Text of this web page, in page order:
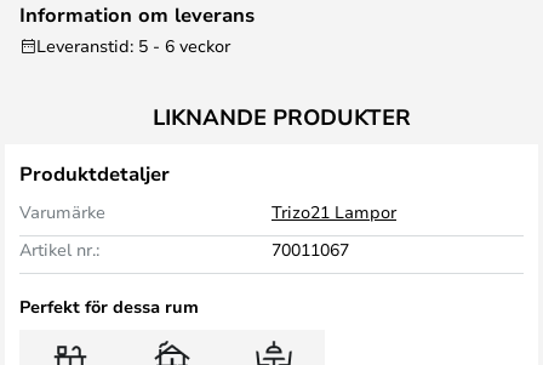
Information om leverans
Leveranstid: 5 - 6 veckor
LIKNANDE PRODUKTER
Produktdetaljer
Varumärke
Trizo21 Lampor
Artikel nr.:
70011067
Perfekt för dessa rum